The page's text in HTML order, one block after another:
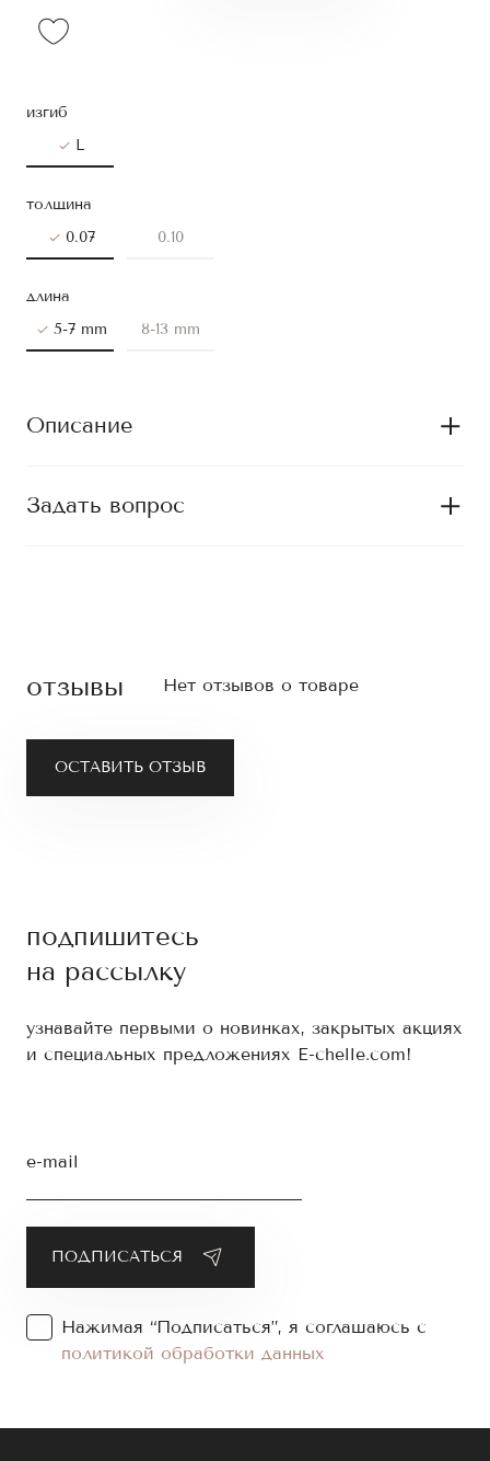
изгиб
L
толщина
0.07
0.10
длина
5-7 mm
8-13 mm
Описание
Задать вопрос
отзывы Нет отзывов о товаре
ОСТАВИТЬ ОТЗЫВ
подпишитесь
на рассылку
узнавайте первыми о новинках, закрытых акциях
и специальных предложениях E-chelle.com!
e-mail
Нажимая “Подписаться”, я соглашаюсь с
политикой обработки данных